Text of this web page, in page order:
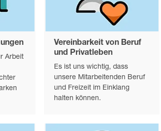
Arbeit
Vereinbarkeit von Beruf
und Privatleben
Es ist uns wichtig, dass
unsere Mitarbeitenden Beruf
und Freizeit im Einklang
halten können.